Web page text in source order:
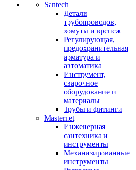
Santech
Детали
трубопроводов,
хомуты и крепеж
Регулирующая,
предохранительная
арматура и
автоматика
Инструмент,
сварочное
оборудование и
материалы
Трубы и фитинги
Masternet
Инженерная
сантехника и
инструменты
Механизированные
инструменты